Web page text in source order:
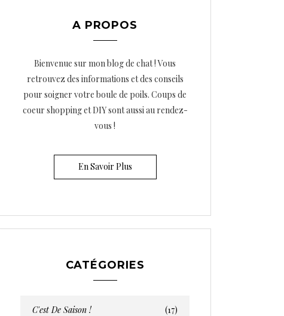
A PROPOS
Bienvenue sur mon blog de chat ! Vous
retrouvez des informations et des conseils
pour soigner votre boule de poils. Coups de
coeur shopping et DIY sont aussi au rendez-
vous !
En Savoir Plus
CATÉGORIES
C'est De Saison ! (17)